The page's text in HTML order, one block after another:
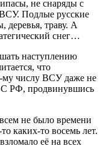
не снаряды с
Подлые русские
деревья, траву. А
снег…
наступлению
что
му числу ВСУ даже не
РФ, продвинувшись
не было времени
каких-то восемь лет.
её на всех